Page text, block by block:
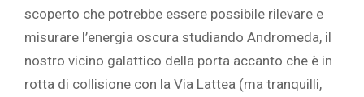
scoperto che potrebbe essere possibile rilevare e
misurare l’energia oscura studiando Andromeda, il
nostro vicino galattico della porta accanto che è in
rotta di collisione con la Via Lattea (ma tranquilli,